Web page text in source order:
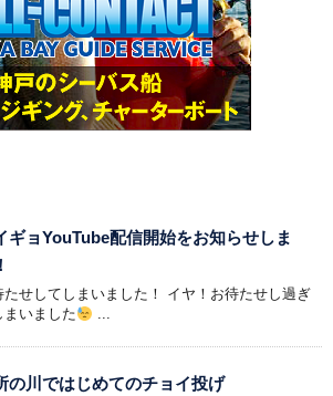
ギョYouTube配信開始をお知らせしま
たせしてしまいました！ イヤ！お待たせし過ぎ
まいました
...
の川ではじめてのチョイ投げ